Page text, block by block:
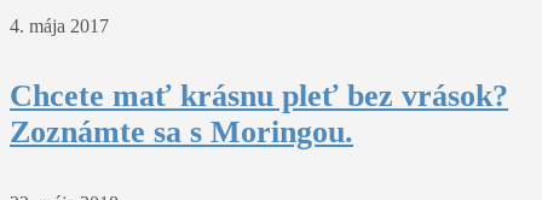
4. mája 2017
Chcete mať krásnu pleť bez vrások?
Zoznámte sa s Moringou.